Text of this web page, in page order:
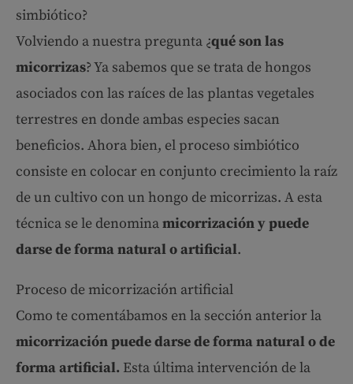
simbiótico?
Volviendo a nuestra pregunta ¿qué son las
micorrizas? Ya sabemos que se trata de hongos
asociados con las raíces de las plantas vegetales
terrestres en donde ambas especies sacan
beneficios. Ahora bien, el proceso simbiótico
consiste en colocar en conjunto crecimiento la raíz
de un cultivo con un hongo de micorrizas. A esta
técnica se le denominamicorrización y puede
darse de forma natural o artificial.
Proceso de micorrización artificial
Como te comentábamos en la sección anterior la
micorrización puede darse de forma natural o de
forma artificial. Esta última intervención de la